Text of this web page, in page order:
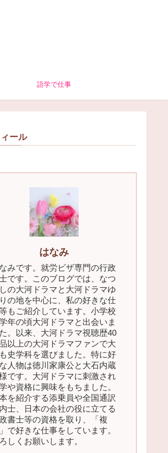
語学で仕事
ール
はなみ
みです。就労ビザ専門の行政
です。このブログでは、なつ
の大河ドラマと大河ドラマゆ
の地を中心に、私の好きな仕
もご紹介しています。小学校
年の頃大河ドラマと出会いま
。以来、大河ドラマ視聴歴40
以上の大河ドラマファンで大
史学科を選びました。特に好
人物は徳川家康公と大石内蔵
です。大河ドラマに刺激され
や資格に興味をもちました。
を紹介する添乗員や全国通訳
士、日本の会社の役に立てる
書士等の資格を取り、「複
で好きな仕事をしています。
しくお願いします。